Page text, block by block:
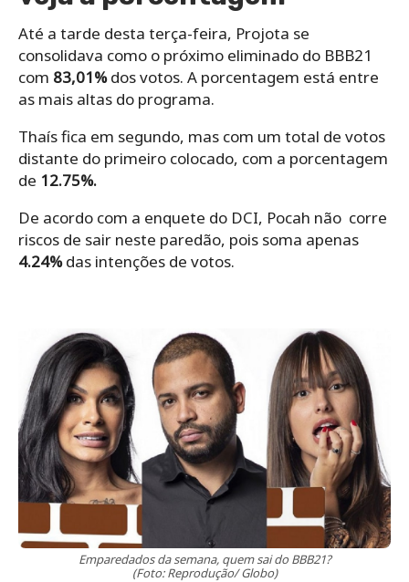
Até a tarde desta terça-feira, Projota se
consolidava como o próximo eliminado do BBB21
com 83,01%dos votos. A porcentagem está entre
as mais altas do programa.
Thaís fica em segundo, mas com um total de votos
distante do primeiro colocado, com a porcentagem
de 12.75%.
De acordo com a enquete do DCI, Pocah não corre
riscos de sair neste paredão, pois soma apenas
4.24%das intenções de votos.
Emparedados da semana, quem sai do BBB21?
(Foto: Reprodução/ Globo)